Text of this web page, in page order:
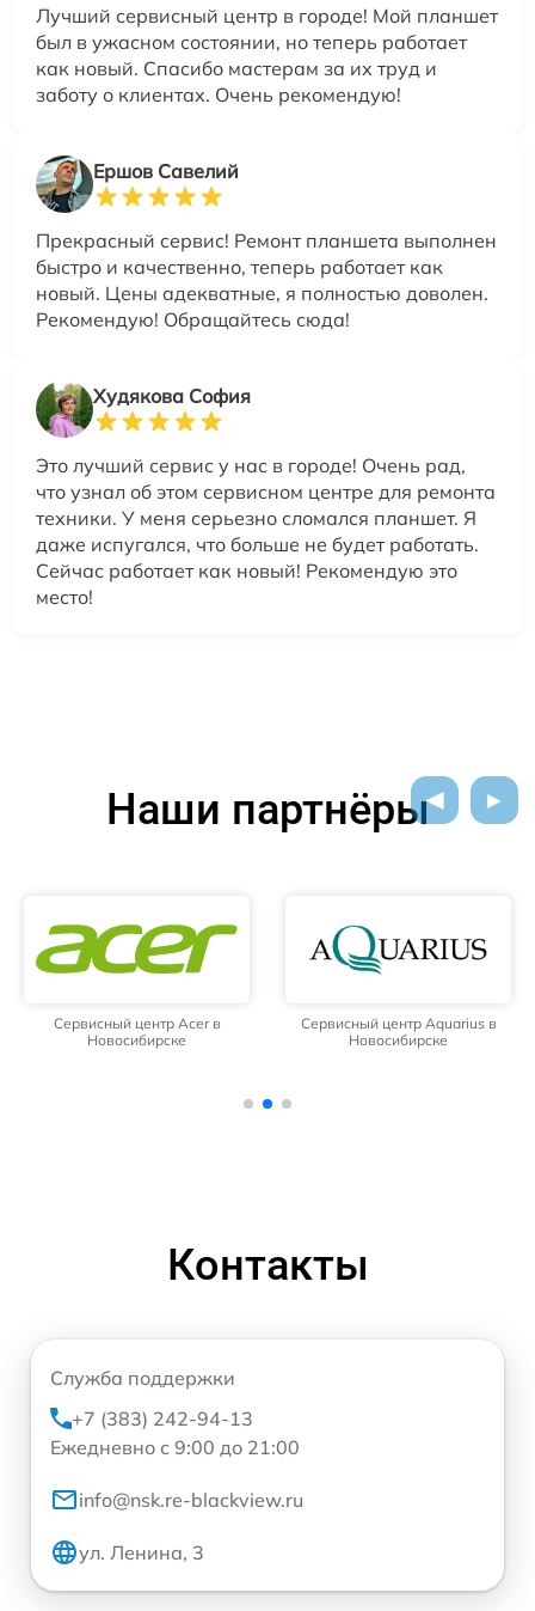
Лучший сервисный центр в городе! Мой планшет
был в ужасном состоянии, но теперь работает
как новый. Спасибо мастерам за их труд и
заботу о клиентах. Очень рекомендую!
Ершов Савелий
Прекрасный сервис! Ремонт планшета выполнен
быстро и качественно, теперь работает как
новый. Цены адекватные, я полностью доволен.
Рекомендую! Обращайтесь сюда!
Худякова София
Это лучший сервис у нас в городе! Очень рад,
что узнал об этом сервисном центре для ремонта
техники. У меня серьезно сломался планшет. Я
даже испугался, что больше не будет работать.
Сейчас работает как новый! Рекомендую это
место!
Наши партнёры
Сервисный центр Acer в
Новосибирске
Сервисный центр Aquarius в
Новосибирске
Контакты
Служба поддержки
+7 (383) 242-94-13
Ежедневно с 9:00 до 21:00
info@nsk.re-blackview.ru
ул. Ленина, 3